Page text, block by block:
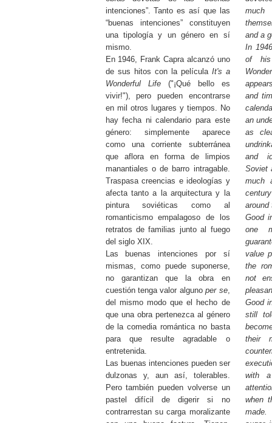
intenciones”. Tanto es así que las
“buenas intenciones” constituyen
una tipología y un género en sí
mismo.
En 1946, Frank Capra alcanzó uno
de sus hitos con la película It's a
Wonderful Life("¡Qué bello es
vivir!"), pero pueden encontrarse
en mil otros lugares y tiempos. No
hay fecha ni calendario para este
género: simplemente aparece
como una corriente subterránea
que aflora en forma de limpios
manantiales o de barro intragable.
Traspasa creencias e ideologías y
afecta tanto a la arquitectura y la
pintura soviéticas como al
romanticismo empalagoso de los
retratos de familias junto al fuego
del siglo XIX.
Las buenas intenciones por sí
mismas, como puede suponerse,
no garantizan que la obra en
cuestión tenga valor algunoper se,
del mismo modo que el hecho de
que una obra pertenezca al género
de la comedia romántica no basta
para que resulte agradable o
entretenida.
Las buenas intenciones pueden ser
dulzonas y, aun así, tolerables.
Pero también pueden volverse un
pastel difícil de digerir si no
contrarrestan su carga moralizante
much
and a
In
of
and
an
as
and
Soviet
much
around
Good
one
value
the
not
Good
still
their
with a
when
made.